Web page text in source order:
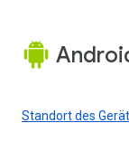
Standort des